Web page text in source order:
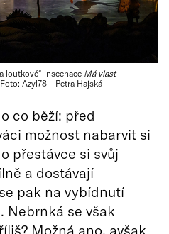
loutkové“ inscenace Má vlast
Azyl78 – Petra Hajská
co běží: před
možnost nabarvit si
přestávce si svůj
a dostávají
pak na vybídnutí
Nebrnká se však
Možná ano, avšak